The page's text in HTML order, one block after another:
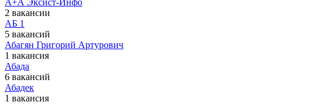
А+А Эксист-Инфо
2 вакансии
АБ 1
5 вакансий
Абагян Григорий Артурович
1 вакансия
Абада
6 вакансий
Абадек
1 вакансия